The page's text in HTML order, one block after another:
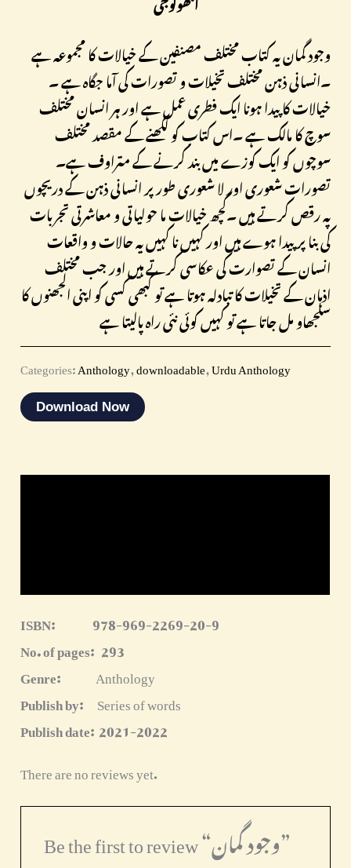
وجود گمان یہ کتاب مختلف مصنفین کے خیالات کا مجموعہ ہے
۔انسانی ذہن مختلف تخیلات و تصورات کی آما جگاہ ہے ۔
خیالات کا پیدا ہونا ایک فطری عمل ہے اور ہر انسان مختلف
سوچ کا مالک ہے ۔اس کتاب کو لکھنے کے مقصد مختلف
سوچوں کو ایک کوزے میں بند کرنے کے متراوف ہے۔
تصورات شعوری اور لا شعوری طور پر انسانی ذہن کے دریچوں
پہ رقص کرتے ہيں ۔کچھ خیالات ما حولیاتی و معاشرتی تجربات
کی بنا پر پیدا ہوے ہیں اور کہیں نا کہیں یہ حالات و واقعات
انسان کے تصوارت کی عکاسی کرتے ہیں اور جب مختلف
اذہان کے تخیلات کا تبادلہ ہوتا ہے تو کبھی کسی کو اپنی الجھنوں کا
سلجھاو مل جاتا ہے تو کہیں کوئی نئی راہ پالیتا ہے
Categories:Anthology,downloadable,Urdu Anthology
Download Now
ISBN: 978-969-2269-20-9
No. of pages: 293
Genre:Anthology
Publish by: Series of words
Publish date:2021-2022
There are no reviews yet.
Be the first to review “وجود گمان”